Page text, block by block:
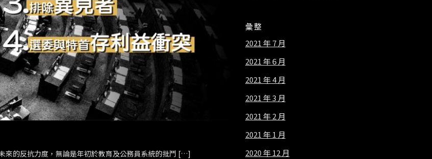
來的反抗力度，無論是年初於教育及公務員系統的批鬥 […]
彙整
2021 年 7 月
2021 年 6 月
2021 年 4 月
2021 年 3 月
2021 年 2 月
2021 年 1 月
2020 年 12 月